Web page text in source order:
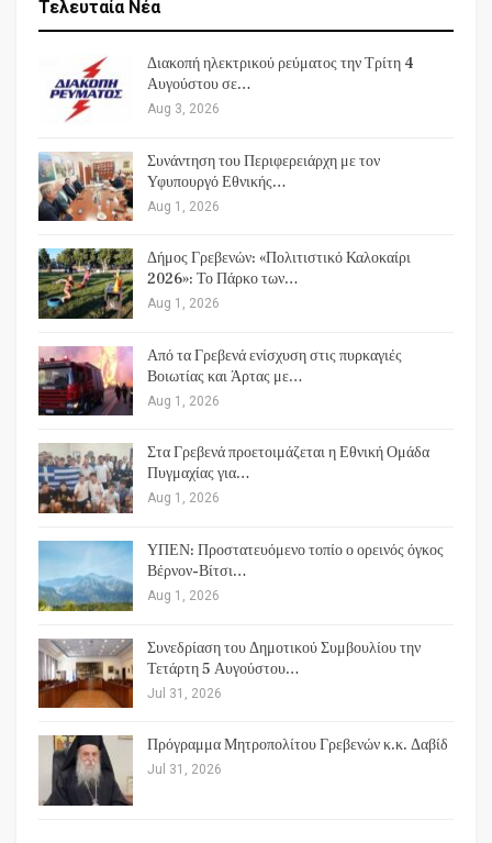
Τελευταία Νέα
Διακοπή ηλεκτρικού ρεύματος την Τρίτη 4
Αυγούστου σε…
Aug 3, 2026
Συνάντηση του Περιφερειάρχη με τον
Υφυπουργό Εθνικής…
Aug 1, 2026
Δήμος Γρεβενών: «Πολιτιστικό Καλοκαίρι
2026»: Το Πάρκο των…
Aug 1, 2026
Από τα Γρεβενά ενίσχυση στις πυρκαγιές
Βοιωτίας και Άρτας με…
Aug 1, 2026
Στα Γρεβενά προετοιμάζεται η Εθνική Ομάδα
Πυγμαχίας για…
Aug 1, 2026
ΥΠΕΝ: Προστατευόμενο τοπίο ο ορεινός όγκος
Βέρνον-Βίτσι…
Aug 1, 2026
Συνεδρίαση του Δημοτικού Συμβουλίου την
Τετάρτη 5 Αυγούστου…
Jul 31, 2026
Πρόγραμμα Μητροπολίτου Γρεβενών κ.κ. Δαβίδ
Jul 31, 2026